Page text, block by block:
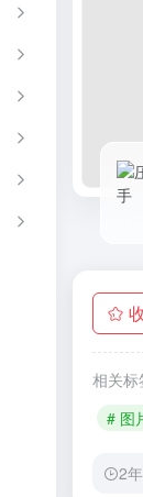
相关标
# 图
2